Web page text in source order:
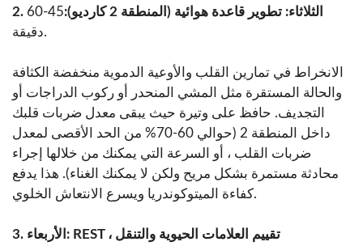
2. الثلاثاء: تطوير قاعدة هوائية (المنطقة 2 كارديو):
45-60
دقيقة.
الانخراط في تمارين القلب والأوعية الدموية منخفضة الكثافة
والحالة المستقرة مثل المشي المنحدر أو ركوب الدراجات أو
التجديف. حافظ على وتيرة حيث يبقى معدل ضربات قلبك
داخل المنطقة 2 (حوالي 60-70% من الحد الأقصى لمعدل
ضربات القلب ، أو السرعة التي يمكنك من خلالها إجراء
محادثة مستمرة بشكل مريح ولكن لا يمكنك الغناء). هذا يدفع
كفاءة الميتوكوندريا ويسرع الانتعاش الخلوي.
3. الأربعاء: REST ، تقييم العلامات الحيوية والتنقل